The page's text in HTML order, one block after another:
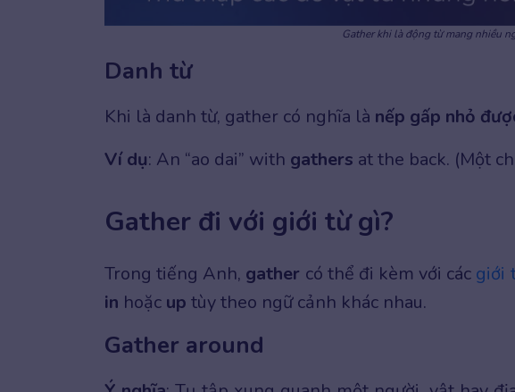
Gather khi là động từ mang nhiều
Danh từ
Khi là danh từ, gather có nghĩa là nếp gấp nhỏ
Ví dụ: An “ao dai” with gathers at the back. (Một
Gather đi với giới từ gì?
Trong tiếng Anh, gather có thể đi kèm với các giới
in hoặc up tùy theo ngữ cảnh khác nhau.
Gather around